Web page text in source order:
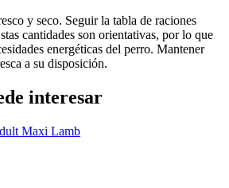
y seco. Seguir la tabla de raciones
cantidades son orientativas, por lo que
energéticas del perro. Mantener
a su disposición.
interesar
Maxi Lamb